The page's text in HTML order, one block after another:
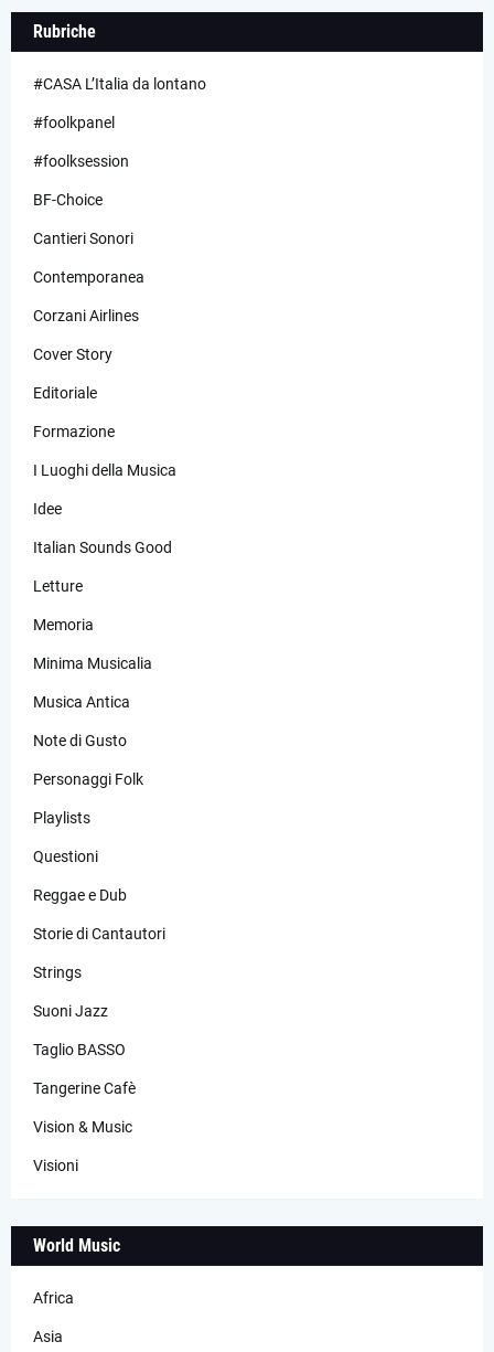
Rubriche
#CASA L’Italia da lontano
#foolkpanel
#foolksession
BF-Choice
Cantieri Sonori
Contemporanea
Corzani Airlines
Cover Story
Editoriale
Formazione
I Luoghi della Musica
Idee
Italian Sounds Good
Letture
Memoria
Minima Musicalia
Musica Antica
Note di Gusto
Personaggi Folk
Playlists
Questioni
Reggae e Dub
Storie di Cantautori
Strings
Suoni Jazz
Taglio BASSO
Tangerine Cafè
Vision & Music
Visioni
World Music
Africa
Asia